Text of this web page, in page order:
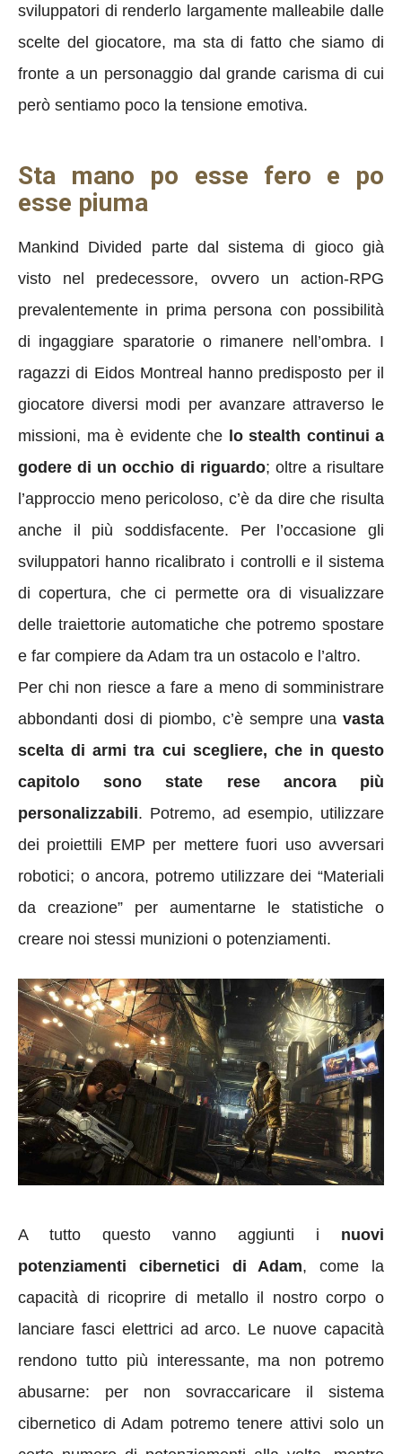
sviluppatori di renderlo largamente malleabile dalle
scelte del giocatore, ma sta di fatto che siamo di
fronte a un personaggio dal grande carisma di cui
però sentiamo poco la tensione emotiva.
Sta mano po esse fero e po
esse piuma
Mankind Divided parte dal sistema di gioco già
visto nel predecessore, ovvero un action-RPG
prevalentemente in prima persona con possibilità
di ingaggiare sparatorie o rimanere nell’ombra. I
ragazzi di Eidos Montreal hanno predisposto per il
giocatore diversi modi per avanzare attraverso le
missioni, ma è evidente che lo stealth continui a
godere di un occhio di riguardo; oltre a risultare
l’approccio meno pericoloso, c’è da dire che risulta
anche il più soddisfacente. Per l’occasione gli
sviluppatori hanno ricalibrato i controlli e il sistema
di copertura, che ci permette ora di visualizzare
delle traiettorie automatiche che potremo spostare
e far compiere da Adam tra un ostacolo e l’altro.
Per chi non riesce a fare a meno di somministrare
abbondanti dosi di piombo, c’è sempre una vasta
scelta di armi tra cui scegliere, che in questo
capitolo sono state rese ancora più
personalizzabili. Potremo, ad esempio, utilizzare
dei proiettili EMP per mettere fuori uso avversari
robotici; o ancora, potremo utilizzare dei “Materiali
da creazione” per aumentarne le statistiche o
creare noi stessi munizioni o potenziamenti.
A tutto questo vanno aggiunti i nuovi
potenziamenti cibernetici di Adam, come la
capacità di ricoprire di metallo il nostro corpo o
lanciare fasci elettrici ad arco. Le nuove capacità
rendono tutto più interessante, ma non potremo
abusarne: per non sovraccaricare il sistema
cibernetico di Adam potremo tenere attivi solo un